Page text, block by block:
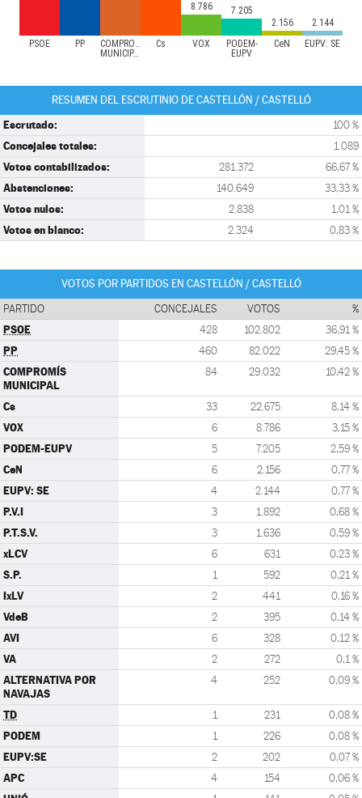
PSOE PP
COMPROMÍS
MUNICIPAL
Cs VOX
PODEM-
EUPV
CeN EUPV: SE
8.786
7.205
2.156
2.144
RESUMEN DEL ESCRUTINIO DE CASTELLÓN / CASTELLÓ
Escrutado: 100 %
Concejales totales: 1.089
Votos contabilizados: 281.372 66,67 %
Abstenciones: 140.649 33,33 %
Votos nulos: 2.838 1,01 %
Votos en blanco: 2.324 0,83 %
VOTOS POR PARTIDOS EN CASTELLÓN / CASTELLÓ
PARTIDO CONCEJALES VOTOS %
PSOE 428 102.802 36,91 %
PP 460 82.022 29,45 %
COMPROMÍS
MUNICIPAL
84 29.032 10,42 %
Cs 33 22.675 8,14 %
VOX 6 8.786 3,15 %
PODEM-EUPV 5 7.205 2,59 %
CeN 6 2.156 0,77 %
EUPV: SE 4 2.144 0,77 %
P.V.I 3 1.892 0,68 %
P.T.S.V. 3 1.636 0,59 %
xLCV 6 631 0,23 %
S.P. 1 592 0,21 %
IxLV 2 441 0,16 %
VdeB 2 395 0,14 %
AVI 6 328 0,12 %
VA 2 272 0,1 %
ALTERNATIVA POR
NAVAJAS
4 252 0,09 %
TD 1 231 0,08 %
PODEM 1 226 0,08 %
EUPV:SE 2 202 0,07 %
APC 4 154 0,06 %